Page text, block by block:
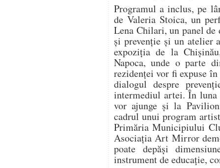
Programul a inclus, pe
de Valeria Stoica, un
Lena Chilari, un panel
și prevenție și un atelier
expoziția de la
Napoca, unde o parte
rezidenței vor fi expuse
dialogul despre
intermediul artei. În
vor ajunge și la
cadrul unui program
Primăria Municipiului
Asociația Art Mirror
poate depăși
instrument de educație,